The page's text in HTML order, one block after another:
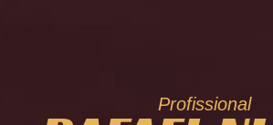
Profissional